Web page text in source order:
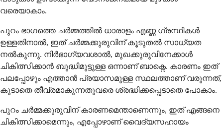
വരെയാകാം.
പുറം ഭാഗത്തെ ചർമ്മത്തിൽ ധാരാളം എണ്ണ ഗ്രന്ഥികൾ
ഉള്ളതിനാൽ, ഇത് ചർമ്മക്കുരുവിന് കൂടുതൽ സാധ്യത
നൽകുന്നു. നിർഭാഗ്യവശാൽ, മുഖക്കുരുവിനേക്കാൾ
ചികിത്സിക്കാൻ ബുദ്ധിമുട്ടുള്ള ഒന്നാണ് ബാക്നെ. കാരണം ഇത്
പലപ്പോഴും എത്താൻ പ്രയാസമുള്ള സ്ഥലത്താണ് വരുന്നത്,
കൂടാതെ തീവ്രമാകുന്നതുവരെ ശ്രദ്ധിക്കപ്പെടാതെ പോകാം.
പുറം ചർമ്മക്കുരുവിന് കാരണമെന്താണെന്നും, ഇത് എങ്ങനെ
ചികിത്സിക്കാമെന്നും, എപ്പോഴാണ് വൈദ്യസഹായം